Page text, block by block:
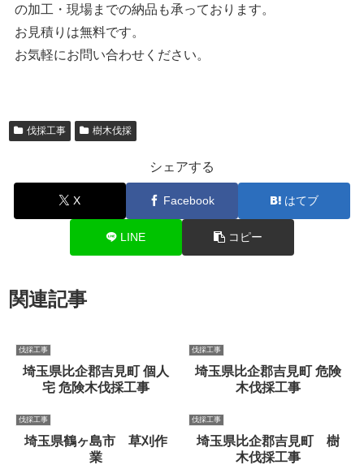
の加工・現場までの納品も承っております。
お見積りは無料です。
お気軽にお問い合わせください。
伐採工事 樹木伐採
シェアする
X Facebook はてブ
LINE コピー
関連記事
伐採工事
埼玉県比企郡吉見町 個人
宅 危険木伐採工事
伐採工事
埼玉県比企郡吉見町 危険
木伐採工事
伐採工事
埼玉県鶴ヶ島市 草刈作
業
伐採工事
埼玉県比企郡吉見町 樹
木伐採工事